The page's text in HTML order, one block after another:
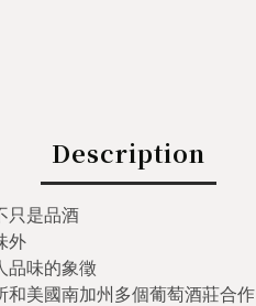
Description
只是品酒
外
品味的象徵
和美國南加州多個葡萄酒莊合作